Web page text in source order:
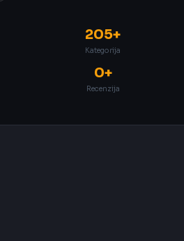
205+
Kategorija
0+
Recenzija